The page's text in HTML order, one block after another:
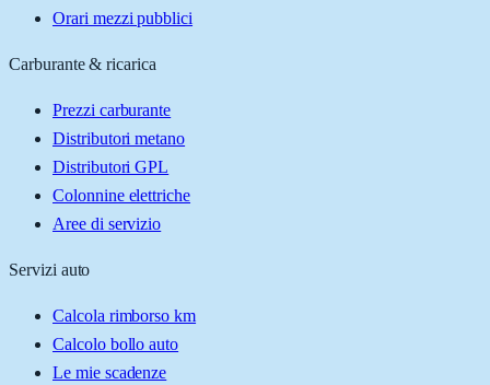
Orari mezzi pubblici
Carburante & ricarica
Prezzi carburante
Distributori metano
Distributori GPL
Colonnine elettriche
Aree di servizio
Servizi auto
Calcola rimborso km
Calcolo bollo auto
Le mie scadenze